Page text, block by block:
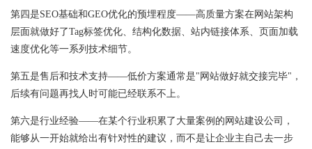
第四是SEO基础和GEO优化的预埋程度——高质量方案在网站架构
层面就做好了Tag标签优化、结构化数据、站内链接体系、页面加载
速度优化等一系列技术细节。
第五是售后和技术支持——低价方案通常是"网站做好就交接完毕"，
后续有问题再找人时可能已经联系不上。
第六是行业经验——在某个行业积累了大量案例的网站建设公司，
能够从一开始就给出有针对性的建议，而不是让企业主自己去一步